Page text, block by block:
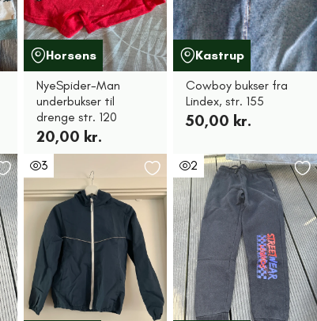
Horsens
NyeSpider-Man
underbukser til
drenge str. 120
20,00 kr.
Kastrup
Cowboy bukser fra
Lindex, str. 155
50,00 kr.
3 2